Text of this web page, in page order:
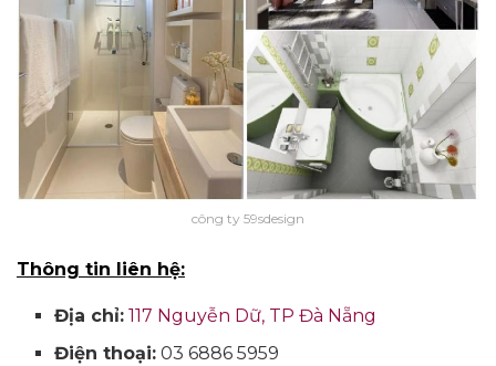
công ty 59sdesign
Thông tin liên hệ:
Địa chỉ: 117 Nguyễn Dữ, TP Đà Nẵng
Điện thoại: 03 6886 5959